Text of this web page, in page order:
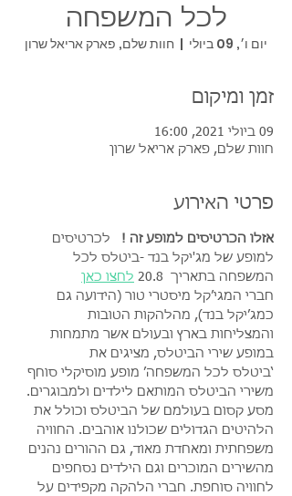
לכל המשפחה
יום ו׳, 09 ביולי
  |
חוות שלם, פארק אריאל שרון
זמן ומיקום
09 ביולי 2021, 16:00
חוות שלם, פארק אריאל שרון
פרטי האירוע
אזלו הכרטיסים למופע זה ! לכרטיסים
למופע של מג'יקל בנד -ביטלס לכל
המשפחה בתאריך  20.8
לחצו כאן
חברי המגי’קל מיסטרי טור (הידועה גם
כמג’יקל בנד), מהלהקות הטובות
והמצליחות בארץ ובעולם אשר מתמחות
במופע שירי הביטלס, מציגים את
‘ביטלס לכל המשפחה’ מופע מוסיקלי סוחף
משירי הביטלס המותאם לילדים ולמבוגרים.
מסע קסום בעולמם של הביטלס וכולל את
הלהיטים הגדולים שכולנו אוהבים. החוויה
משפחתית ומאחדת מאוד, גם ההורים נהנים
מהשירים המוכרים וגם הילדים נסחפים
לחוויה סוחפת. חברי הלהקה מקפידים על